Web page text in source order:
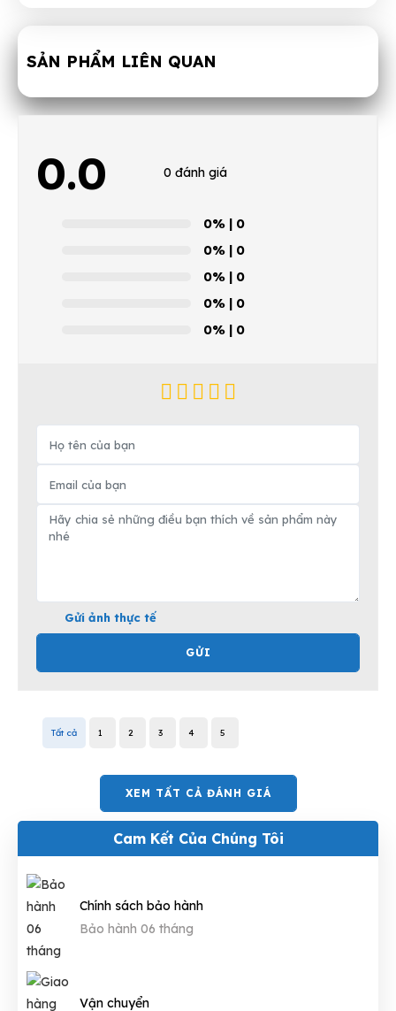
SẢN PHẨM LIÊN QUAN
0.0 0 đánh giá
0% | 0
0% | 0
0% | 0
0% | 0
0% | 0
Gửi ảnh thực tế
GỬI
Tất cả 1 2 3 4 5
XEM TẤT CẢ ĐÁNH GIÁ
Cam Kết Của Chúng Tôi
Chính sách bảo hành
Bảo hành 06 tháng
Vận chuyển